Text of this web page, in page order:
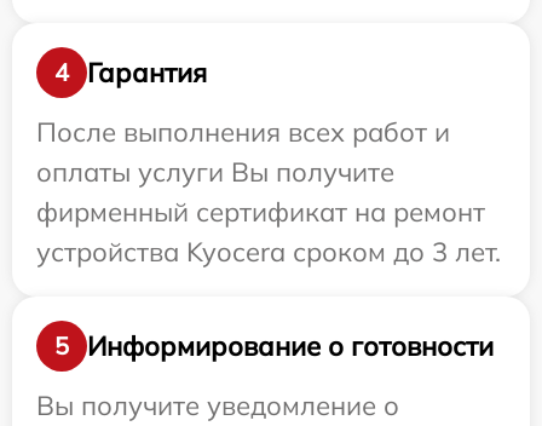
4
Гарантия
После выполнения всех работ и
оплаты услуги Вы получите
фирменный сертификат на ремонт
устройства Kyocera сроком до 3 лет.
5
Информирование о готовности
Вы получите уведомление о